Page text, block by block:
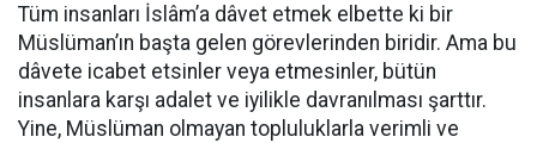
Tüm insanları İslâm’a dâvet etmek elbette ki bir
Müslüman’ın başta gelen görevlerinden biridir. Ama bu
dâvete icabet etsinler veya etmesinler, bütün
insanlara karşı adalet ve iyilikle davranılması şarttır.
Yine, Müslüman olmayan topluluklarla verimli ve